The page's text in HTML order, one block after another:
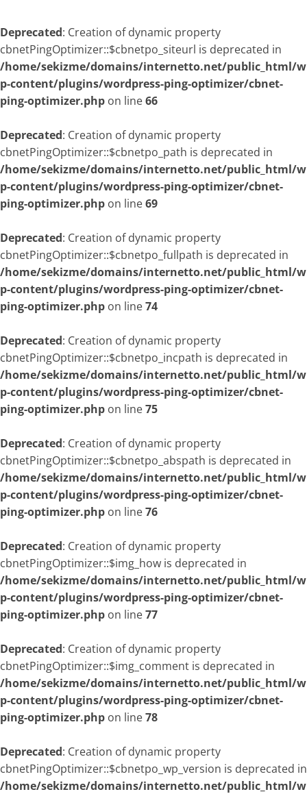
Deprecated: Creation of dynamic property
cbnetPingOptimizer::$cbnetpo_siteurl is deprecated in
/home/sekizme/domains/internetto.net/public_html/w
p-content/plugins/wordpress-ping-optimizer/cbnet-
ping-optimizer.php on line66
Deprecated: Creation of dynamic property
cbnetPingOptimizer::$cbnetpo_path is deprecated in
/home/sekizme/domains/internetto.net/public_html/w
p-content/plugins/wordpress-ping-optimizer/cbnet-
ping-optimizer.php on line69
Deprecated: Creation of dynamic property
cbnetPingOptimizer::$cbnetpo_fullpath is deprecated in
/home/sekizme/domains/internetto.net/public_html/w
p-content/plugins/wordpress-ping-optimizer/cbnet-
ping-optimizer.php on line74
Deprecated: Creation of dynamic property
cbnetPingOptimizer::$cbnetpo_incpath is deprecated in
/home/sekizme/domains/internetto.net/public_html/w
p-content/plugins/wordpress-ping-optimizer/cbnet-
ping-optimizer.php on line75
Deprecated: Creation of dynamic property
cbnetPingOptimizer::$cbnetpo_abspath is deprecated in
/home/sekizme/domains/internetto.net/public_html/w
p-content/plugins/wordpress-ping-optimizer/cbnet-
ping-optimizer.php on line76
Deprecated: Creation of dynamic property
cbnetPingOptimizer::$img_how is deprecated in
/home/sekizme/domains/internetto.net/public_html/w
p-content/plugins/wordpress-ping-optimizer/cbnet-
ping-optimizer.php on line77
Deprecated: Creation of dynamic property
cbnetPingOptimizer::$img_comment is deprecated in
/home/sekizme/domains/internetto.net/public_html/w
p-content/plugins/wordpress-ping-optimizer/cbnet-
ping-optimizer.php on line78
Deprecated: Creation of dynamic property
cbnetPingOptimizer::$cbnetpo_wp_version is deprecated in
/home/sekizme/domains/internetto.net/public_html/w